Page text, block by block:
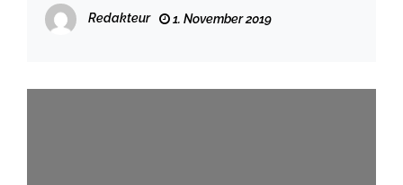
Redakteur 1. November 2019